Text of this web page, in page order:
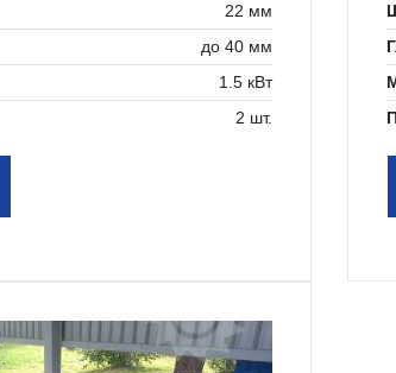
22 мм
до 40 мм
1.5 кВт
2 шт.